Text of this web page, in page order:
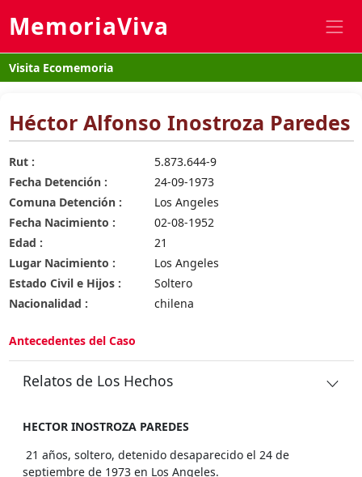
MemoriaViva
Visita Ecomemoria
Héctor Alfonso Inostroza Paredes
Rut :
5.873.644-9
Fecha Detención :
24-09-1973
Comuna Detención :
Los Angeles
Fecha Nacimiento :
02-08-1952
Edad :
21
Lugar Nacimiento :
Los Angeles
Estado Civil e Hijos :
Soltero
Nacionalidad :
chilena
Antecedentes del Caso
Relatos de Los Hechos
HECTOR INOSTROZA PAREDES
21 años, soltero, detenido desaparecido el 24 de
septiembre de 1973 en Los Angeles.